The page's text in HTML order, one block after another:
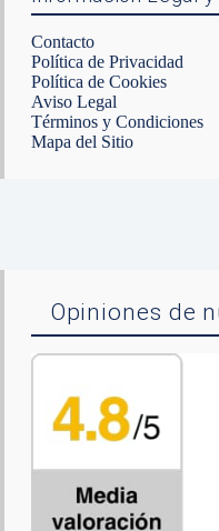
Contacto
Política de Privacidad
Política de Cookies
Aviso Legal
Términos y Condiciones
Mapa del Sitio
Opiniones de